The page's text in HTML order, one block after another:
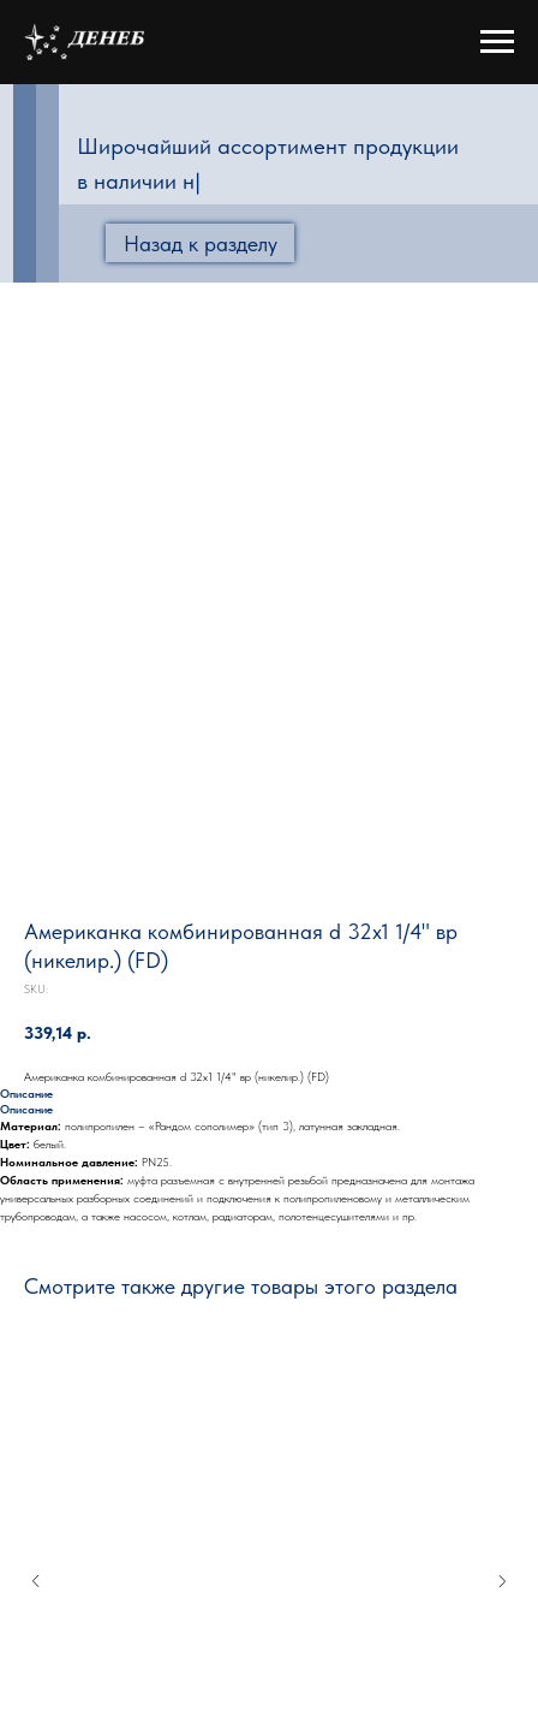
Широчайший ассортимент продукции
в нали|
Назад к разделу
Американка комбинированная d 32х1 1/4" вр
(никелир.) (FD)
SKU:
339,14 р.
Американка комбинированная d 32х1 1/4" вр (никелир.) (FD)
Описание
Описание
Материал: полипропилен – «Рандом сополимер» (тип 3), латунная закладная.
Цвет: белый.
Номинальное давление: PN25.
Область применения: муфта разъемная с внутренней резьбой предназначена для монтажа
универсальных разборных соединений и подключения к полипропиленовому и металлическим
трубопроводам, а также насосом, котлам, радиаторам, полотенцесушителями и пр.
Смотрите также другие товары этого раздела